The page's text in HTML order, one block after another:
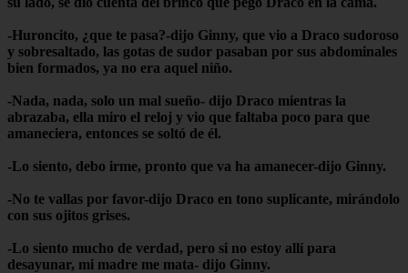
-Huroncito, ¿que te pasa?-dijo Ginny, que vio a Draco sudoroso
y sobresaltado, las gotas de sudor pasaban por sus abdominales
bien formados, ya no era aquel niño.
-Nada, nada, solo un mal sueño- dijo Draco mientras la
abrazaba, ella miro el reloj y vio que faltaba poco para que
amaneciera, entonces se soltó de él.
-Lo siento, debo irme, pronto que va ha amanecer-dijo Ginny.
-No te vallas por favor-dijo Draco en tono suplicante, mirándolo
con sus ojitos grises.
-Lo siento mucho de verdad, pero si no estoy allí para
desayunar, mi madre me mata- dijo Ginny.